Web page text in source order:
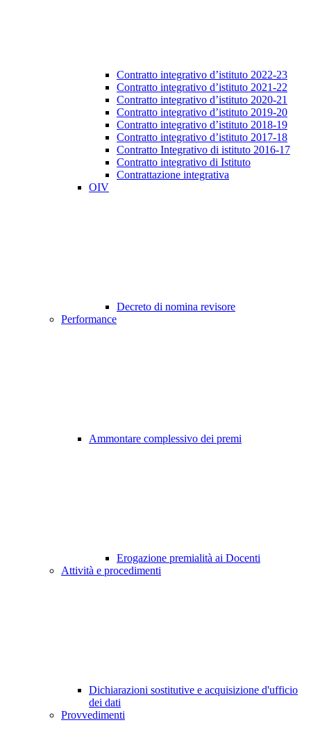
Contratto integrativo d’istituto 2022-23
Contratto integrativo d’istituto 2021-22
Contratto integrativo d’istituto 2020-21
Contratto integrativo d’istituto 2019-20
Contratto integrativo d’istituto 2018-19
Contratto integrativo d’istituto 2017-18
Contratto Integrativo di istituto 2016-17
Contratto integrativo di Istituto
Contrattazione integrativa
OIV
Decreto di nomina revisore
Performance
Ammontare complessivo dei premi
Erogazione premialità ai Docenti
Attività e procedimenti
Dichiarazioni sostitutive e acquisizione d'ufficio
dei dati
Provvedimenti